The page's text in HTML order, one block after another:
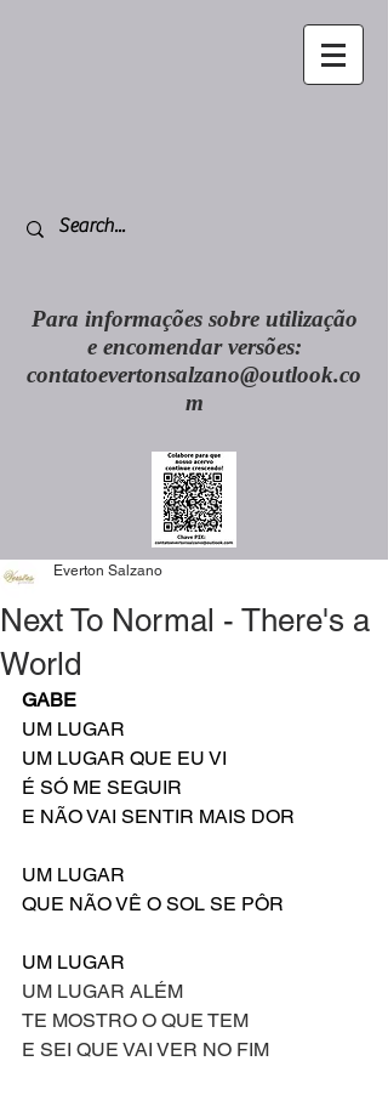
Para informações sobre utilização
e encomendar versões:
contatoevertonsalzano@outlook.co
m
Next To Normal - There's a
World
Everton Salzano
GABE
UM LUGAR
UM LUGAR QUE EU VI
É SÓ ME SEGUIR
E NÃO VAI SENTIR MAIS DOR
UM LUGAR
QUE NÃO VÊ O SOL SE PÔR
UM LUGAR
UM LUGAR ALÉM
TE MOSTRO O QUE TEM
E SEI QUE VAI VER NO FIM